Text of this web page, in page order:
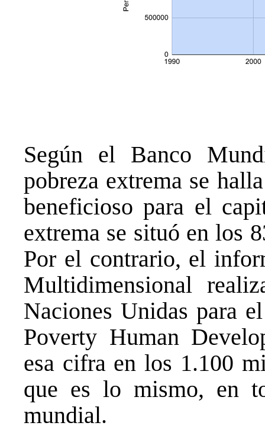
Según el Banco
pobreza extrema se
beneficioso para el
extrema se situó en los
Por el contrario, el
Multidimensional
Naciones Unidas para
Poverty Human
esa cifra en los 1.100
que es lo mismo, en
mundial.